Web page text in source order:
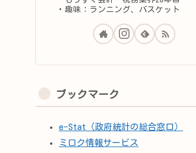
・趣味：ランニング、バスケット
ブックマーク
e-Stat（政府統計の総合窓口）
ミロク情報サービス